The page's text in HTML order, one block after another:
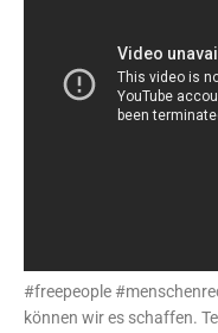
#freepeople
können wir es schaffen.